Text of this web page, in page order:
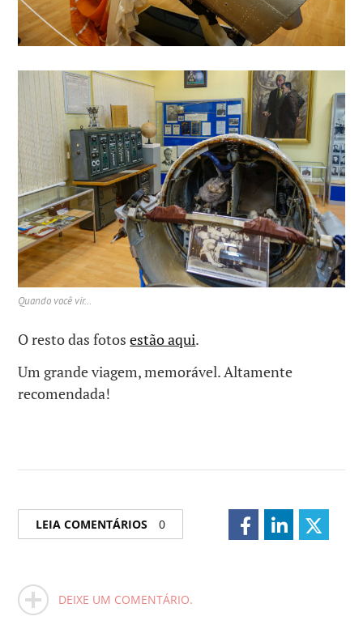
Quando você vir…
O resto das fotosestão aqui.
Um grande viagem, memorável. Altamente
recomendada!
LEIA COMENTÁRIOS 0
DEIXE UM COMENTÁRIO.